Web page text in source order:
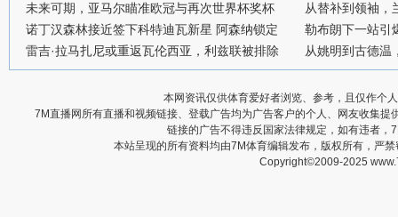
未来可期，亚马尔瞄准欧冠与再次世界杯奖杯
诺丁汉森林接近签下科特迪瓦新星 阿森纳锁定
雷吉·拉马扎尼或重返瓦伦西亚，利兹联被排除
从替补到领袖，
勒布朗下一站引
从姚明到古德温
本网资讯仅供体育爱好者浏览、参考，且仅作个
7M直播网所有直播和视频链接、登载广告均为广告客户的个人、网友收集
链接的广告不得违反国家法律规定，如有违者
本站呈现的所有资料均由7M体育编辑发布，版权所有，严
Copyright©2009-2025